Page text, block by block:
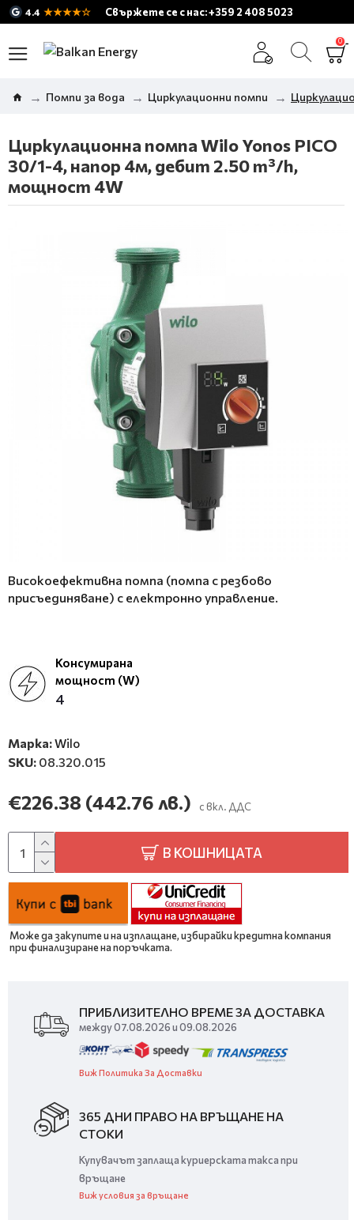
4.4 ★★★★☆ Свържете се с нас: +359 2 408 5023
0
Помпи за вода Циркулационни помпи
Циркулационна помпа Wilo Yonos PICO
30/1-4, напор 4м, дебит 2.50 m³/h,
мощност 4W
Високоефективна помпа (помпа с резбово
присъединяване) с електронно управление.
Консумирана
мощност (W)
4
Марка:Wilo
SKU: 08.320.015
€226.38 (442.76 лв.) с вкл. ДДС
В КОШНИЦАТА
Може да закупите и на изплащане, избирайки кредитна компания
при финализиране на поръчката.
ПРИБЛИЗИТЕЛНО ВРЕМЕ ЗА ДОСТАВКА
между 07.08.2026 и 09.08.2026
Виж Политика За Доставки
365 ДНИ ПРАВО НА ВРЪЩАНЕ НА
СТОКИ
Купувачът заплаща куриерската такса при
връщане
Виж условия за връщане